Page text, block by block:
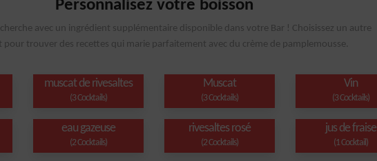
Personnalisez votre boisson
avec un ingrédient supplémentaire disponible dans votre Bar ! Choisissez un autre
pour trouver des recettes qui marie parfaitement avec du crème de pamplemousse.
muscat de rivesaltes
(3 Cocktails)
Muscat
(3 Cocktails)
Vin
(3 Cocktails)
eau gazeuse
(2 Cocktails)
rivesaltes rosé
(2 Cocktails)
jus de fraise
(1 Cocktail)